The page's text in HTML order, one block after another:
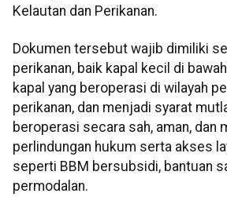
Kelautan dan Perikanan.
Dokumen tersebut wajib dimiliki
perikanan, baik kapal kecil di
kapal yang beroperasi di wilayah
perikanan, dan menjadi syarat
beroperasi secara sah, aman, dan
perlindungan hukum serta akses
seperti BBM bersubsidi, bantuan
permodalan.